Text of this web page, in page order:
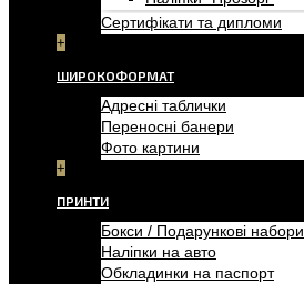
Сертифікати та дипломи
+
ШИРОКОФОРМАТ
Адресні таблички
Переносні банери
Фото картини
+
ПРИНТИ
Бокси / Подарункові набори
Наліпки на авто
Обкладинки на паспорт